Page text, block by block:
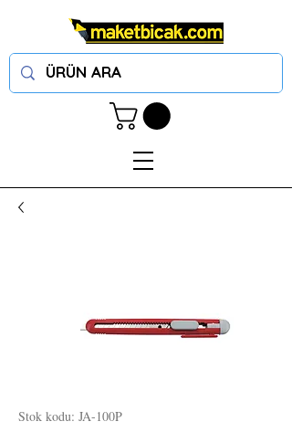
Stok kodu: JA-100P